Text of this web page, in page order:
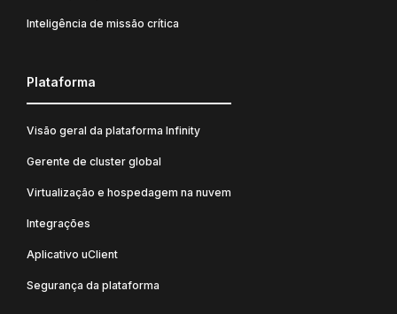
Inteligência de missão crítica
Plataforma
Visão geral da plataforma Infinity
Gerente de cluster global
Virtualização e hospedagem na nuvem
Integrações
Aplicativo uClient
Segurança da plataforma